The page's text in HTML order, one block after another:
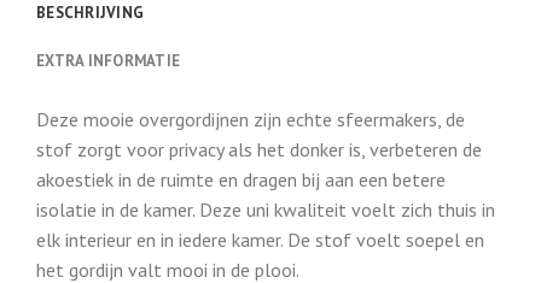
BESCHRIJVING
EXTRA INFORMATIE
Deze mooie overgordijnen zijn echte sfeermakers, de
stof zorgt voor privacy als het donker is, verbeteren de
akoestiek in de ruimte en dragen bij aan een betere
isolatie in de kamer. Deze uni kwaliteit voelt zich thuis in
elk interieur en in iedere kamer. De stof voelt soepel en
het gordijn valt mooi in de plooi.